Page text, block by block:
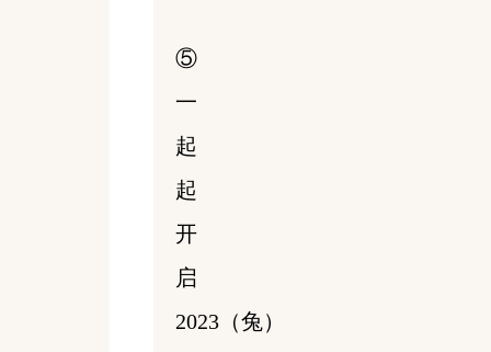
⑤
一
起
起
开
启
2023（兔）